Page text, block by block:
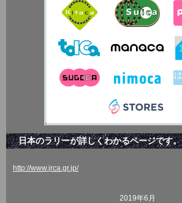
日本のラリーが詳しくわかるページです。
http://www.jrca.gr.jp/
2019年6月